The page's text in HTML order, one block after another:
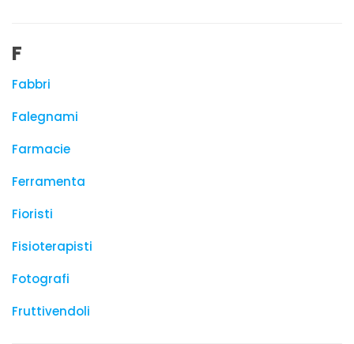
F
Fabbri
Falegnami
Farmacie
Ferramenta
Fioristi
Fisioterapisti
Fotografi
Fruttivendoli